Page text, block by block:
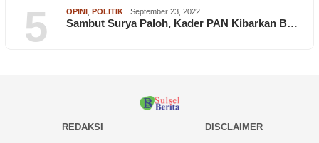
5 OPINI POLITIK September 23, 2022
Sambut Surya Paloh, Kader PAN Kibarkan B…
REDAKSI
DISCLAIMER